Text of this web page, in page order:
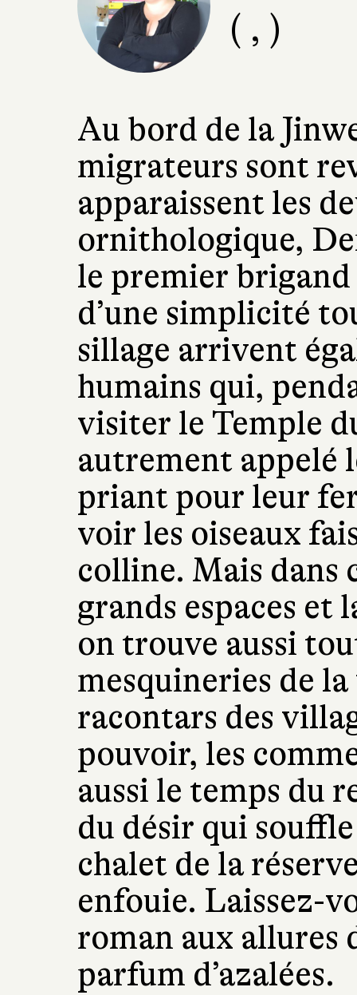
( , )
Au bord de la
migrateurs sont
apparaissent les
ornithologique,
le premier brigand
d’une simplicité
sillage arrivent
humains qui,
visiter le Temple
autrement appelé
priant pour leur
voir les oiseaux
colline. Mais dans
grands espaces et
on trouve aussi
mesquineries de
racontars des
pouvoir, les
aussi le temps du
du désir qui
chalet de la
enfouie. Laissez-
roman aux allures
parfum d’azalées.